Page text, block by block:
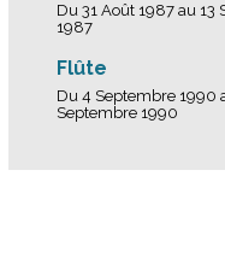
Du 31 Août 1987 au 13
1987
Flûte
Du 4 Septembre 1990
Septembre 1990